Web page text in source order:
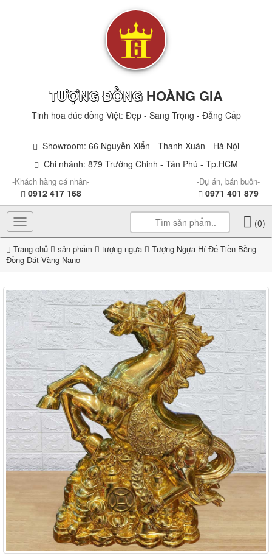
TƯỢNG ĐỒNG HOÀNG GIA
Tinh hoa đúc đồng Việt: Đẹp - Sang Trọng - Đẳng Cấp
Showroom: 66 Nguyễn Xiển - Thanh Xuân - Hà Nội
Chi nhánh: 879 Trường Chinh - Tân Phú - Tp.HCM
-Khách hàng cá nhân-
0912 417 168
-Dự án, bán buôn-
0971 401 879
Toggle
navigation
(0)
Trang chủ sản phẩm tượng ngựa
Tượng Ngựa Hí Đế Tiền Bằng
Đồng Dát Vàng Nano